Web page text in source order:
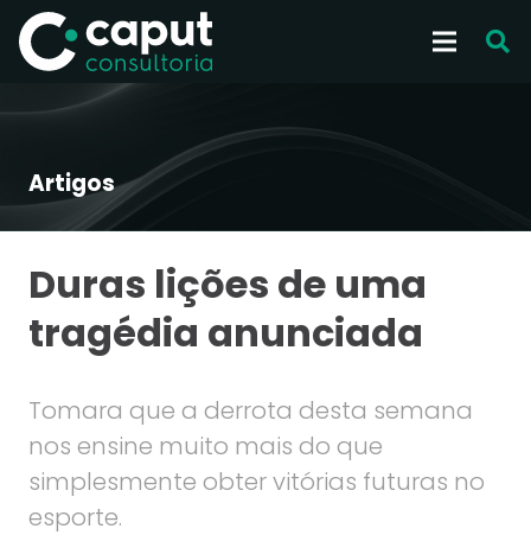
Artigos
Duras lições de uma
tragédia anunciada
Tomara que a derrota desta semana
nos ensine muito mais do que
simplesmente obter vitórias futuras no
esporte.